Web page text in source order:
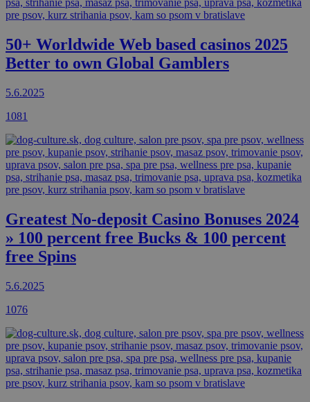
50+ Worldwide Web based casinos 2025
Better to own Global Gamblers
5.6.2025
1081
Greatest No-deposit Casino Bonuses 2024
» 100 percent free Bucks & 100 percent
free Spins
5.6.2025
1076